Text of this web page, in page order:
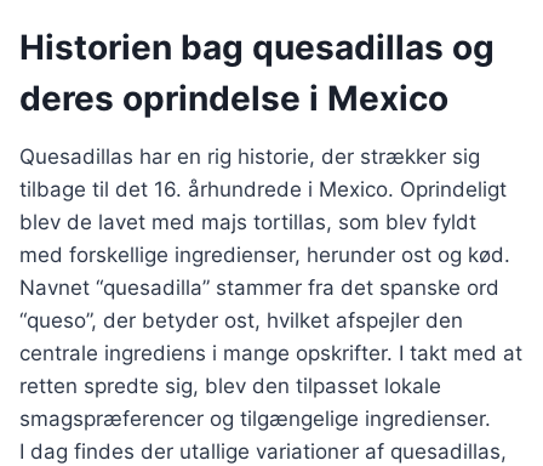
Historien bag quesadillas og
deres oprindelse i Mexico
Quesadillas har en rig historie, der strækker sig
tilbage til det 16. århundrede i Mexico. Oprindeligt
blev de lavet med majs tortillas, som blev fyldt
med forskellige ingredienser, herunder ost og kød.
Navnet “quesadilla” stammer fra det spanske ord
“queso”, der betyder ost, hvilket afspejler den
centrale ingrediens i mange opskrifter. I takt med at
retten spredte sig, blev den tilpasset lokale
smagspræferencer og tilgængelige ingredienser.
I dag findes der utallige variationer af quesadillas,